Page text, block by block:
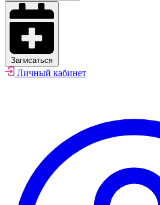
Записаться
Личный кабинет